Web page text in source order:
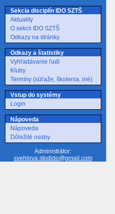
Sekcia disciplín IDO SZTŠ
Aktuality
O sekcii IDO SZTŠ
Odkazy na stránky
Odkazy a štatistiky
Vyhľadávanie ľudí
Kluby
Termíny (súťaže, školenia, iné)
Vstup do systémy
Login
Nápoveda
Nápoveda
Dôležité osoby
Administrátor:
svehlova.stodido@gmail.com